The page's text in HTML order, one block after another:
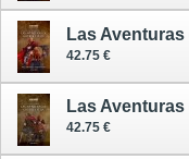
42.75 €
42.75 €